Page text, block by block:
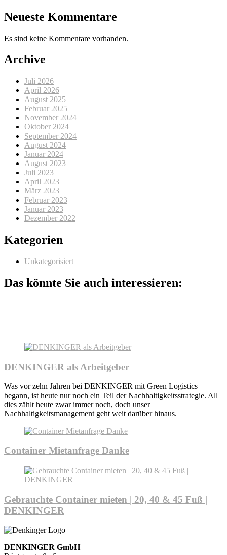
Neueste Kommentare
Es sind keine Kommentare vorhanden.
Archive
Juli 2026
April 2026
August 2025
Februar 2025
November 2024
Oktober 2024
September 2024
August 2024
Januar 2024
August 2023
Juli 2023
April 2023
März 2023
Februar 2023
Januar 2023
Dezember 2022
Kategorien
Unkategorisiert
Das könnte Sie auch interessieren:
DENKINGER als Arbeitgeber
Was vor zehn Jahren bei DENKINGER mit Green Logistics
begann, ist heute nur noch ein Teil der Nachhaltigkeitsstrategie. All
dies zählt heute zwar immer noch, doch unser
Nachhaltigkeitsmanagement geht weit darüber hinaus.
Container Mietanfrage Danke
Gebrauchte Container mieten | 20, 40 & 45 Fuß |
DENKINGER
DENKINGER GmbH